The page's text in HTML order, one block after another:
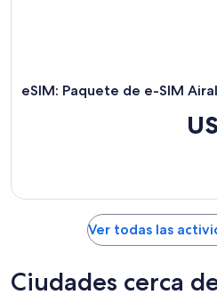
eSIM: Paquete de e-SIM
Ver todas las
Ciudades cerca